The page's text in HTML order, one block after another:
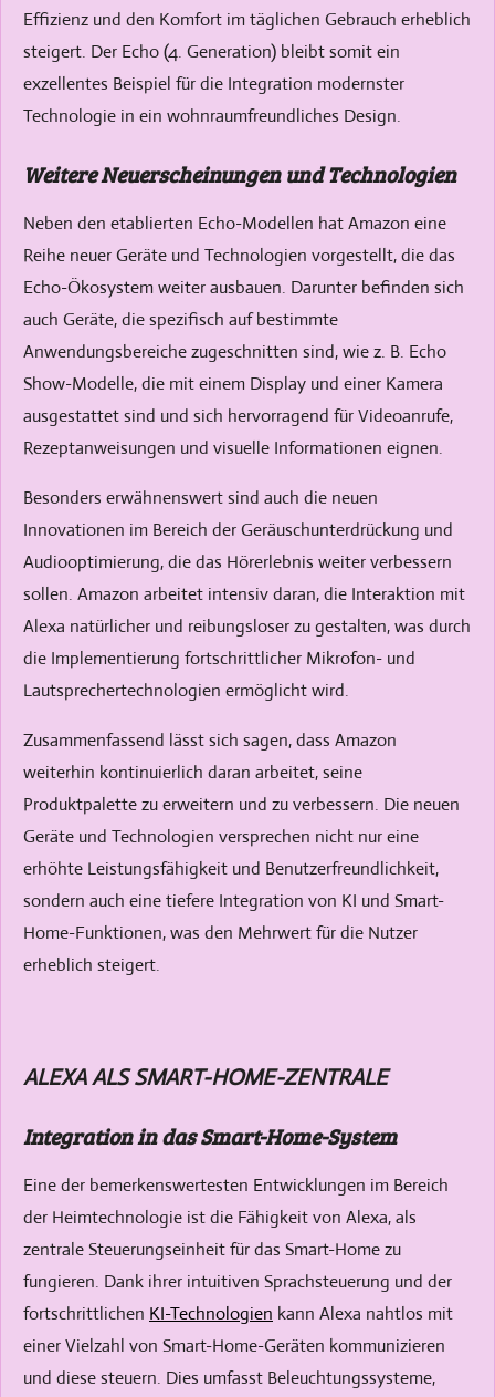
Effizienz und den Komfort im täglichen Gebrauch erheblich
steigert. Der Echo (4. Generation) bleibt somit ein
exzellentes Beispiel für die Integration modernster
Technologie in ein wohnraumfreundliches Design.
Weitere Neuerscheinungen und Technologien
Neben den etablierten Echo-Modellen hat Amazon eine
Reihe neuer Geräte und Technologien vorgestellt, die das
Echo-Ökosystem weiter ausbauen. Darunter befinden sich
auch Geräte, die spezifisch auf bestimmte
Anwendungsbereiche zugeschnitten sind, wie z. B. Echo
Show-Modelle, die mit einem Display und einer Kamera
ausgestattet sind und sich hervorragend für Videoanrufe,
Rezeptanweisungen und visuelle Informationen eignen.
Besonders erwähnenswert sind auch die neuen
Innovationen im Bereich der Geräuschunterdrückung und
Audiooptimierung, die das Hörerlebnis weiter verbessern
sollen. Amazon arbeitet intensiv daran, die Interaktion mit
Alexa natürlicher und reibungsloser zu gestalten, was durch
die Implementierung fortschrittlicher Mikrofon- und
Lautsprechertechnologien ermöglicht wird.
Zusammenfassend lässt sich sagen, dass Amazon
weiterhin kontinuierlich daran arbeitet, seine
Produktpalette zu erweitern und zu verbessern. Die neuen
Geräte und Technologien versprechen nicht nur eine
erhöhte Leistungsfähigkeit und Benutzerfreundlichkeit,
sondern auch eine tiefere Integration von KI und Smart-
Home-Funktionen, was den Mehrwert für die Nutzer
erheblich steigert.
ALEXA ALS SMART-HOME-ZENTRALE
Integration in das Smart-Home-System
Eine der bemerkenswertesten Entwicklungen im Bereich
der Heimtechnologie ist die Fähigkeit von Alexa, als
zentrale Steuerungseinheit für das Smart-Home zu
fungieren. Dank ihrer intuitiven Sprachsteuerung und der
fortschrittlichen KI-Technologien kann Alexa nahtlos mit
einer Vielzahl von Smart-Home-Geräten kommunizieren
und diese steuern. Dies umfasst Beleuchtungssysteme,